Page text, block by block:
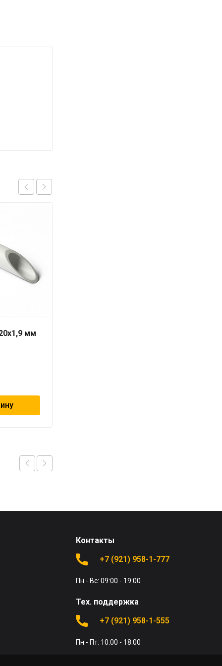
мм
Контакты
+7 (921) 958-1-777
Пн - Вс: 09:00 - 19:00
Тех. поддержка
+7 (921) 958-1-555
Пн - Пт: 10:00 - 18:00